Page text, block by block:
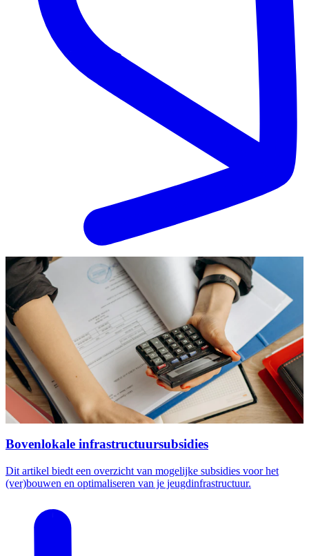
Bovenlokale infrastructuursubsidies
Dit artikel biedt een overzicht van mogelijke subsidies voor het
(ver)bouwen en optimaliseren van je jeugdinfrastructuur.